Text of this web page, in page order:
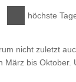
höchste
nicht zuletzt
bis Oktober.